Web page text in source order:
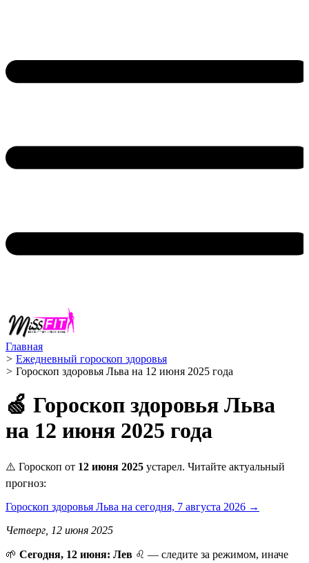
Главная
> Ежедневный гороскоп здоровья
> Гороскоп здоровья Льва на 12 июня 2025 года
🍏 Гороскоп здоровья Льва
на 12 июня 2025 года
⚠️ Гороскоп от 12 июня 2025 устарел. Читайте актуальный
прогноз:
Гороскоп здоровья Льва на сегодня, 7 августа 2026 →
Четверг, 12 июня 2025
🌱 Сегодня, 12 июня: Лев ♌ — следите за режимом, иначе